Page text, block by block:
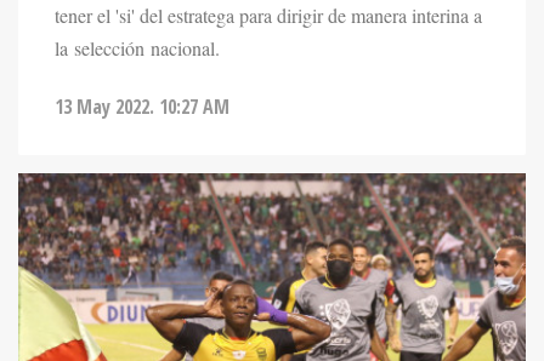
tener el 'si' del estratega para dirigir de manera interina a
la selección nacional.
13 May 2022. 10:27 AM